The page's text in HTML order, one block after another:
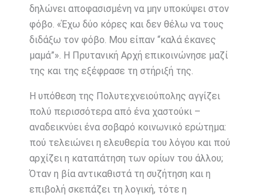
δηλώνει αποφασισμένη να μην υποκύψει στον
φόβο. «Έχω δύο κόρες και δεν θέλω να τους
διδάξω τον φόβο. Μου είπαν “καλά έκανες
μαμά”». Η Πρυτανική Αρχή επικοινώνησε μαζί
της και της εξέφρασε τη στήριξή της.
Η υπόθεση της Πολυτεχνειούπολης αγγίζει
πολύ περισσότερα από ένα χαστούκι –
αναδεικνύει ένα σοβαρό κοινωνικό ερώτημα:
πού τελειώνει η ελευθερία του λόγου και πού
αρχίζει η καταπάτηση των ορίων του άλλου;
Όταν η βία αντικαθιστά τη συζήτηση και η
επιβολή σκεπάζει τη λογική, τότε η